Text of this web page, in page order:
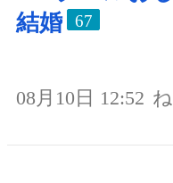
結婚
67
08月10日 12:52